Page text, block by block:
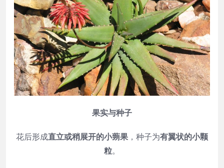
果实与种子
花后形成直立或稍展开的小蒴果 ，种子为有翼状的小颗
粒。